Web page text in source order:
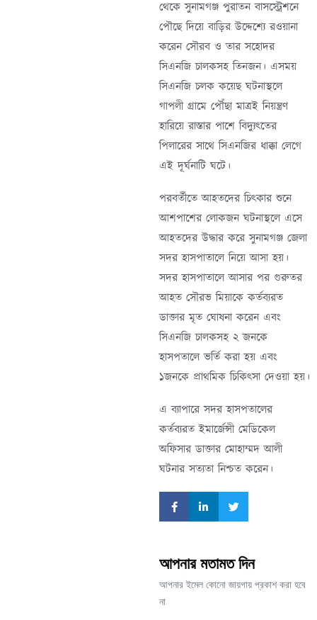
থেকে সুনামগঞ্জ পুরাতন বাসস্ট্রেশনে
পৌছে দিয়ে বাড়ির উদ্দেশ্যে রওয়ানা
করেন সৌরব ও তার সহোদর
সিএনজি চালকসহ তিনজন। এসময়
সিএনজি চলক কয়েছ ঘটনাস্থলে
গাপলী গ্রামে পৌঁছা মাত্রই নিয়ন্ত্রণ
হারিয়ে রাস্তার পাশে বিদ্যুৎতের
পিলারের সাথে সিএনজির ধাক্কা লেগে
এই দূর্ঘনাটি ঘটে।
পরবর্তীতে আহতদের চিৎকার শুনে
আশপাশের লোকজন ঘটনাস্থলে এসে
আহতদের উদ্ধার করে সুনামগঞ্জ জেলা
সদর হাসপাতালে নিয়ে আসা হয়।
সদর হাসপাতালে আসার পর গুরুতর
আহত সৌরভ মিয়াকে কর্তব্যরত
ডাক্তার মৃত ঘোষনা করেন এবং
সিএনজি চালকসহ ২ জনকে
হাসপতালে ভর্তি করা হয় এবং
১জনকে প্রাথমিক চিকিৎসা দেওয়া হয়।
এ ব্যাপারে সদর হাসপতালের
কর্তব্যরত ইমার্জেন্সী মেডিকেল
অফিসার ডাক্তার মোহাম্মদ আলী
ঘটনার সত্যতা নিশ্চত করেন।
আপনার মতামত দিন
আপনার ইমেল কোনো জায়গায় প্রকাশ করা হবে
না